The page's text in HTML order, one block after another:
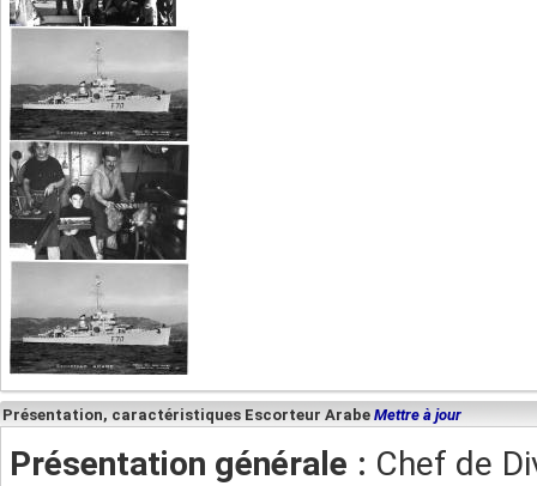
Présentation, caractéristiques Escorteur Arabe Mettre à jour
Présentation générale : Chef de